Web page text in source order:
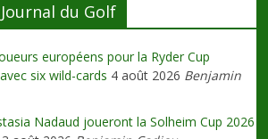
du Golf
européens pour la Ryder Cup
six wild-cards 4 août 2026 Benjamin
Nadaud joueront la Solheim Cup 2026